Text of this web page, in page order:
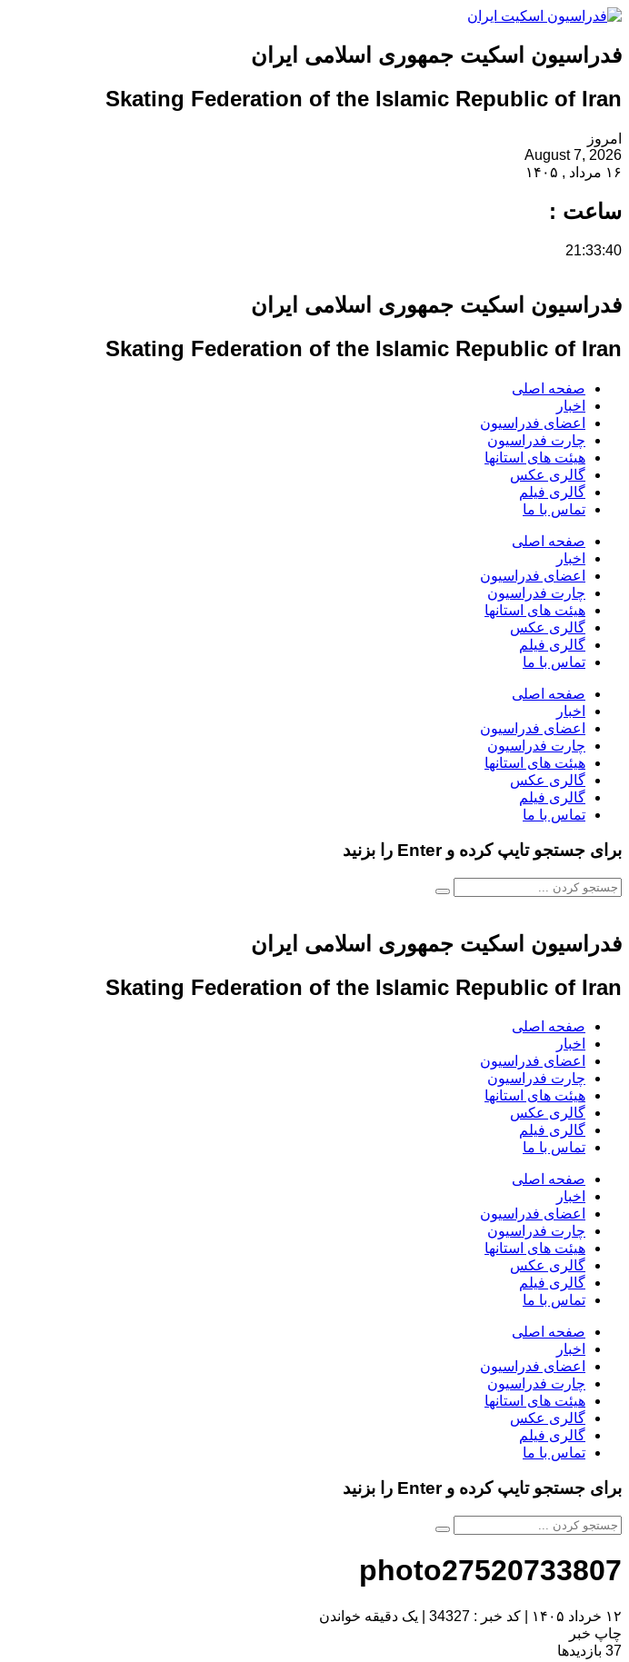
فدراسیون اسکیت جمهوری اسلامی ایران
Skating Federation of the Islamic Republic of Iran
امروز
August 7, 2026
۱۶ مرداد , ۱۴۰۵
ساعت :
21:33:41
فدراسیون اسکیت جمهوری اسلامی ایران
Skating Federation of the Islamic Republic of Iran
صفحه اصلی
اخبار
اعضای فدراسیون
چارت فدراسیون
هیئت های استانها
گالری عکس
گالری فیلم
تماس با ما
صفحه اصلی
اخبار
اعضای فدراسیون
چارت فدراسیون
هیئت های استانها
گالری عکس
گالری فیلم
تماس با ما
صفحه اصلی
اخبار
اعضای فدراسیون
چارت فدراسیون
هیئت های استانها
گالری عکس
گالری فیلم
تماس با ما
برای جستجو تایپ کرده و Enter را بزنید
فدراسیون اسکیت جمهوری اسلامی ایران
Skating Federation of the Islamic Republic of Iran
صفحه اصلی
اخبار
اعضای فدراسیون
چارت فدراسیون
هیئت های استانها
گالری عکس
گالری فیلم
تماس با ما
صفحه اصلی
اخبار
اعضای فدراسیون
چارت فدراسیون
هیئت های استانها
گالری عکس
گالری فیلم
تماس با ما
صفحه اصلی
اخبار
اعضای فدراسیون
چارت فدراسیون
هیئت های استانها
گالری عکس
گالری فیلم
تماس با ما
برای جستجو تایپ کرده و Enter را بزنید
photo27520733807
۱۲ خرداد ۱۴۰۵ کد خبر : 34327
یک دقیقه خواندن
چاپ خبر
37 بازدیدها